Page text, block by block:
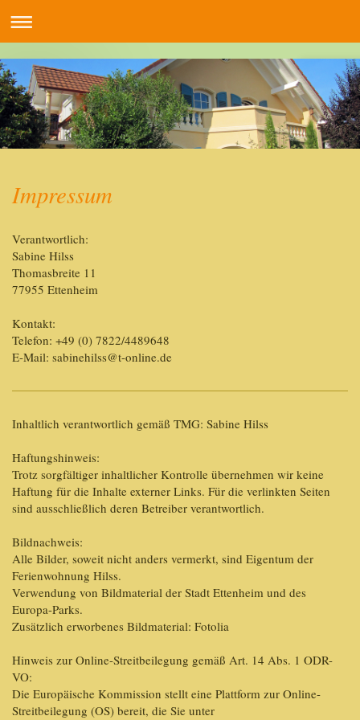
Impressum
Verantwortlich:
Sabine Hilss
Thomasbreite 11
77955 Ettenheim
Kontakt:
Telefon: +49 (0) 7822/4489648
E-Mail: sabinehilss@t-online.de
Inhaltlich verantwortlich gemäß TMG: Sabine Hilss
Haftungshinweis:
Trotz sorgfältiger inhaltlicher Kontrolle übernehmen wir keine
Haftung für die Inhalte externer Links. Für die verlinkten Seiten
sind ausschließlich deren Betreiber verantwortlich.
Bildnachweis:
Alle Bilder, soweit nicht anders vermerkt, sind Eigentum der
Ferienwohnung Hilss.
Verwendung von Bildmaterial der Stadt Ettenheim und des
Europa-Parks.
Zusätzlich erworbenes Bildmaterial: Fotolia
Hinweis zur Online-Streitbeilegung gemäß Art. 14 Abs. 1 ODR-
VO:
Die Europäische Kommission stellt eine Plattform zur Online-
Streitbeilegung (OS) bereit, die Sie unter